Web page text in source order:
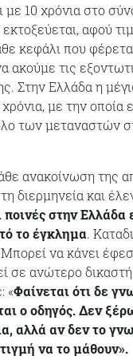
με 10 χρόνια στο
αφού
κεφάλι που
ακούμε τις
Στην Ελλάδα η
χρόνια, με την οποία
των μεταναστών
ανακοίνωση της
διερμηνεία και
ποινές στην Ελλάδα
το έγκλημα.
να κάνει
σε ανώτερο
«Φαίνεται ότι δε
ο οδηγός. Δεν
αλλά αν δεν το
να το μάθουν».